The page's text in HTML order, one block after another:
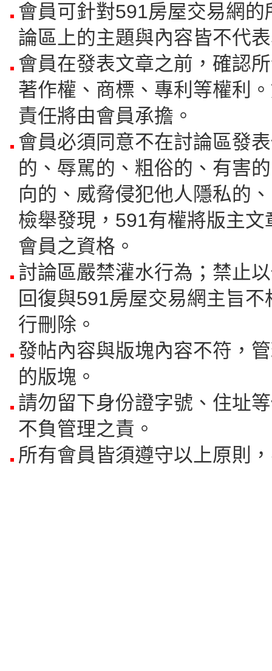
會員可針對591房屋交易網
論區上的主題與內容皆不代
會員在發表文章之前，確認
著作權、商標、專利等權利
責任將由會員承擔。
會員必須同意不在討論區發
的、辱駡的、粗俗的、有害
向的、威脅侵犯他人隱私的
檢舉發現，591有權將版主
會員之資格。
討論區嚴禁灌水行為；禁止
回復與591房屋交易網主旨
行刪除。
發帖內容與版塊內容不符，
的版塊。
請勿留下身份證字號、住址
不負管理之責。
所有會員皆須遵守以上原則